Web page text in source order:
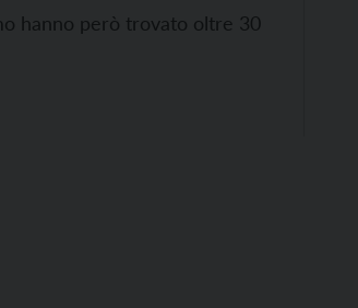
hanno però trovato oltre 30